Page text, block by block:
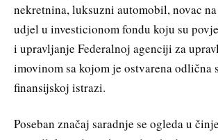
nekretnina, luksuzni automobil, novac
udjel u investicionom fondu koju su
i upravljanje Federalnoj agenciji za
imovinom sa kojom je ostvarena odlična
finansijskoj istrazi.
Poseban značaj saradnje se ogleda u